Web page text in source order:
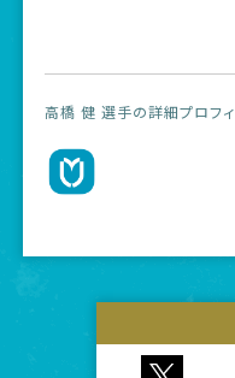
高橋 健 選手の詳細プロフィ